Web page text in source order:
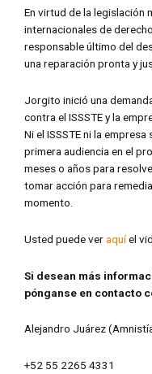
En virtud de la legislación
internacionales de
responsable último del
una reparación pronta y
Jorgito inició una
contra el ISSSTE y la
Ni el ISSSTE ni la
primera audiencia en el
meses o años para
tomar acción para
momento.
Usted puede veraquíel
Si desean más
pónganse en contacto
Alejandro Juárez
+52 55 2265 4331